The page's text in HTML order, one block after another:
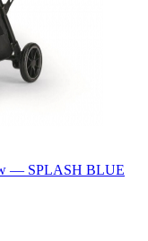
— SPLASH BLUE